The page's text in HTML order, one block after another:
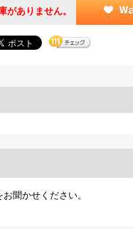
がありません。
聞かせください。